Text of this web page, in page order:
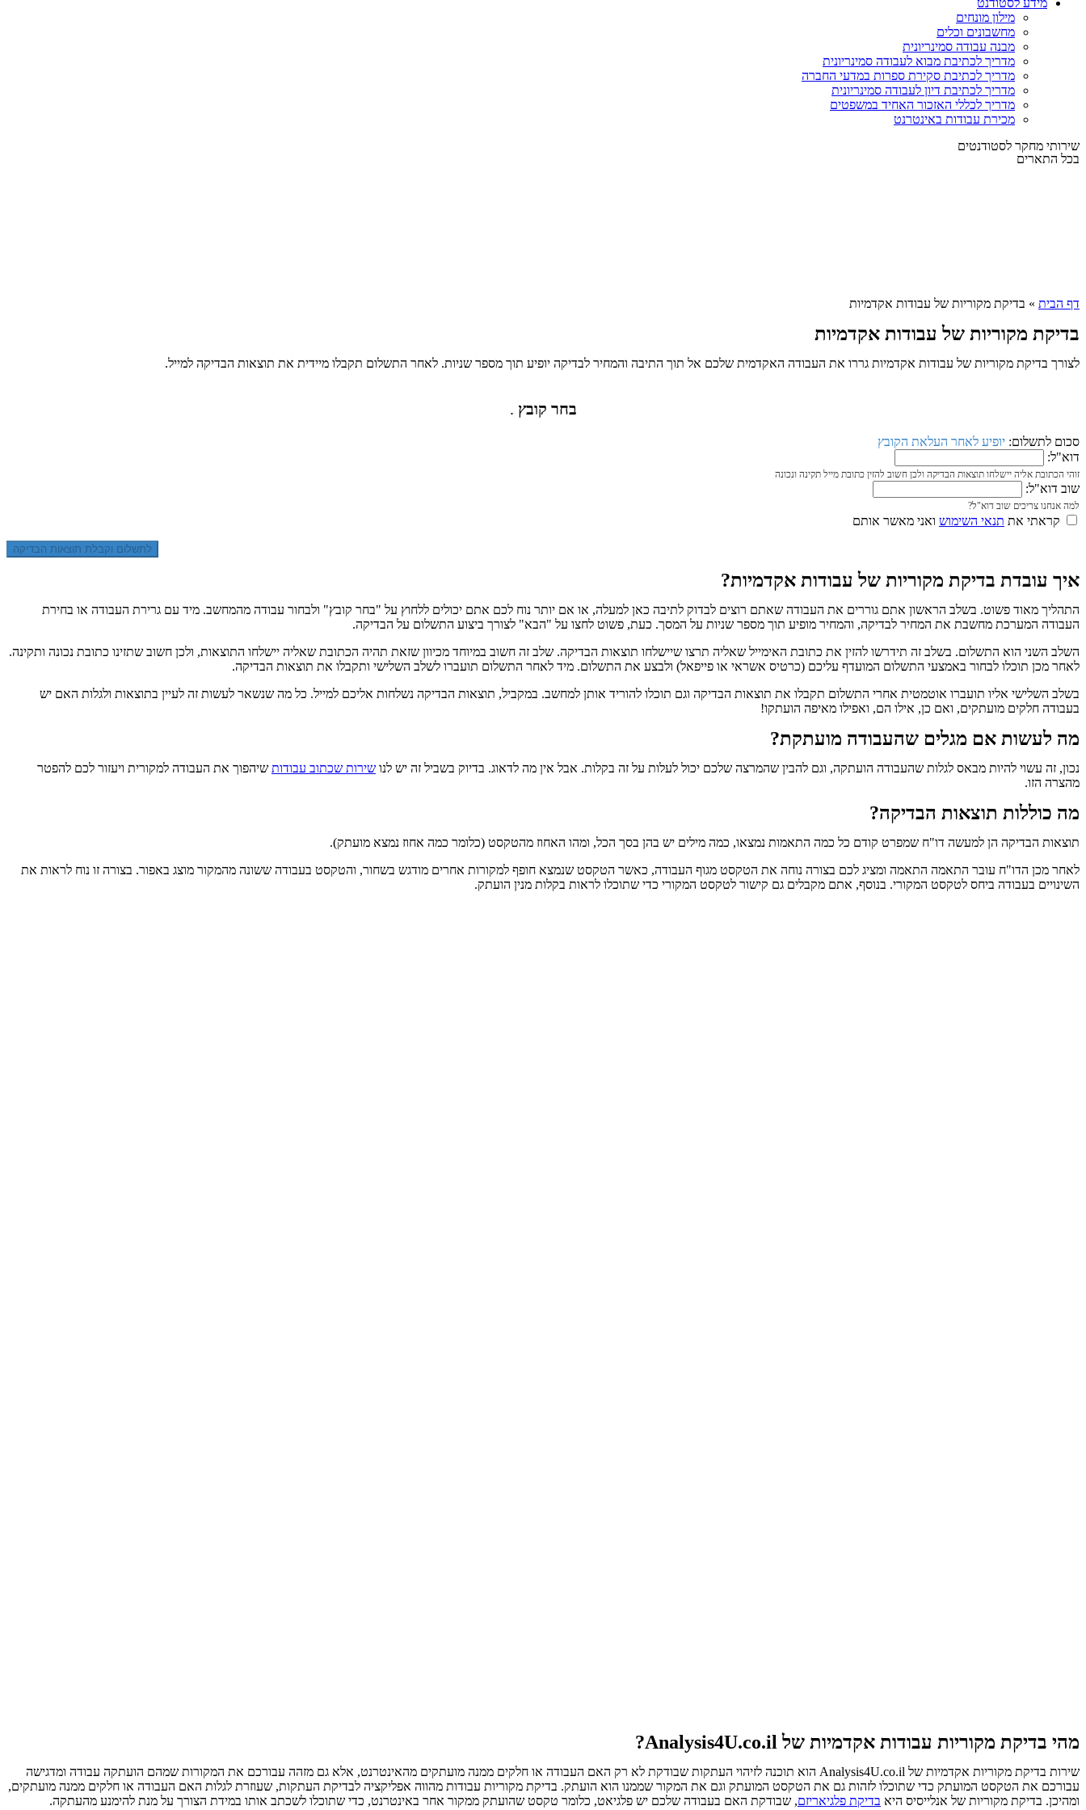
מידע לסטודנט
מילון מונחים
מחשבונים וכלים
מבנה עבודה סמינריונית
מדריך לכתיבת מבוא לעבודה סמינריונית
מדריך לכתיבת סקירת ספרות במדעי החברה
מדריך לכתיבת דיון לעבודה סמינריונית
מדריך לכללי האזכור האחיד במשפטים
מכירת עבודות באינטרנט
שירותי מחקר לסטודנטים
בכל התארים
דף הבית » בדיקת מקוריות של עבודות אקדמיות
בדיקת מקוריות של עבודות אקדמיות
לצורך בדיקת מקוריות של עבודות אקדמיות גררו את העבודה האקדמית שלכם אל תוך התיבה והמחיר לבדיקה יופיע תוך מספר שניות. לאחר התשלום תקבלו מיידית את תוצאות הבדיקה למייל.
בחר קובץ .
סכום לתשלום: יופיע לאחר העלאת הקובץ
דוא"ל:
זוהי הכתובת אליה יישלחו תוצאות הבדיקה ולכן חשוב להזין כתובת מייל תקינה ונכונה
שוב דוא"ל:
למה אנחנו צריכים שוב דוא"ל?
קראתי את תנאי השימוש ואני מאשר אותם
איך עובדת בדיקת מקוריות של עבודות אקדמיות?
התהליך מאוד פשוט. בשלב הראשון אתם גוררים את העבודה שאתם רוצים לבדוק לתיבה כאן למעלה, או אם יותר נוח לכם אתם יכולים ללחוץ על "בחר קובץ" ולבחור עבודה מהמחשב. מיד עם גרירת העבודה או בחירת
העבודה המערכת מחשבת את המחיר לבדיקה, והמחיר מופיע תוך מספר שניות על המסך. כעת, פשוט לחצו על "הבא" לצורך ביצוע התשלום על הבדיקה.
השלב השני הוא התשלום. בשלב זה תידרשו להזין את כתובת האימייל שאליה תרצו שיישלחו תוצאות הבדיקה. שלב זה חשוב במיוחד מכיוון שזאת תהיה הכתובת שאליה יישלחו התוצאות, ולכן חשוב שתזינו כתובת נכונה ותקינה.
לאחר מכן תוכלו לבחור באמצעי התשלום המועדף עליכם (כרטיס אשראי או פייפאל) ולבצע את התשלום. מיד לאחר התשלום תועברו לשלב השלישי ותקבלו את תוצאות הבדיקה.
בשלב השלישי אליו תועברו אוטמטית אחרי התשלום תקבלו את תוצאות הבדיקה וגם תוכלו להוריד אותן למחשב. במקביל, תוצאות הבדיקה נשלחות אליכם למייל. כל מה שנשאר לעשות זה לעיין בתוצאות ולגלות האם יש
בעבודה חלקים מועתקים, ואם כן, אילו הם, ואפילו מאיפה הועתקו!
מה לעשות אם מגלים שהעבודה מועתקת?
נכון, זה עשוי להיות מבאס לגלות שהעבודה הועתקה, וגם להבין שהמרצה שלכם יכול לעלות על זה בקלות. אבל אין מה לדאוג. בדיוק בשביל זה יש לנו שירות שכתוב עבודות שיהפוך את העבודה למקורית ויעזור לכם להפטר
מהצרה הזו.
מה כוללות תוצאות הבדיקה?
תוצאות הבדיקה הן למעשה דו"ח שמפרט קודם כל כמה התאמות נמצאו, כמה מילים יש בהן בסך הכל, ומהו האחוז מהטקסט (כלומר כמה אחוז נמצא מועתק).
לאחר מכן הדו"ח עובר התאמה התאמה ומציג לכם בצורה נוחה את הטקסט מגוף העבודה, כאשר הטקסט שנמצא חופף למקורות אחרים מודגש בשחור, והטקסט בעבודה ששונה מהמקור מוצג באפור. בצורה זו נוח לראות את
השינויים בעבודה ביחס לטקסט המקורי. בנוסף, אתם מקבלים גם קישור לטקסט המקורי כדי שתוכלו לראות בקלות מנין הועתק.
מהי בדיקת מקוריות עבודות אקדמיות של Analysis4U.co.il?
שירות בדיקת מקוריות אקדמיות של Analysis4U.co.il הוא תוכנה לזיהוי העתקות שבודקת לא רק האם העבודה או חלקים ממנה מועתקים מהאינטרנט, אלא גם מזהה עבורכם את המקורות שמהם הועתקה עבודה ומדגישה
עבורכם את הטקסט המועתק כדי שתוכלו לזהות גם את הטקסט המועתק וגם את המקור שממנו הוא הועתק. בדיקת מקוריות עבודות מהווה אפליקציה לבדיקת העתקות, שעוזרת לגלות האם העבודה או חלקים ממנה מועתקים,
ומהיכן. בדיקת מקוריות של אנלייסיס היא בדיקת פלגיאריזם, שבודקת האם בעבודה שלכם יש פלגיאט, כלומר טקסט שהועתק ממקור אחר באינטרנט, כדי שתוכלו לשכתב אותו במידת הצורך על מנת להימנע מהעתקה.